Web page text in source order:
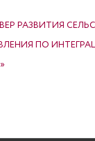
РАЗВИТИЯ
ПО